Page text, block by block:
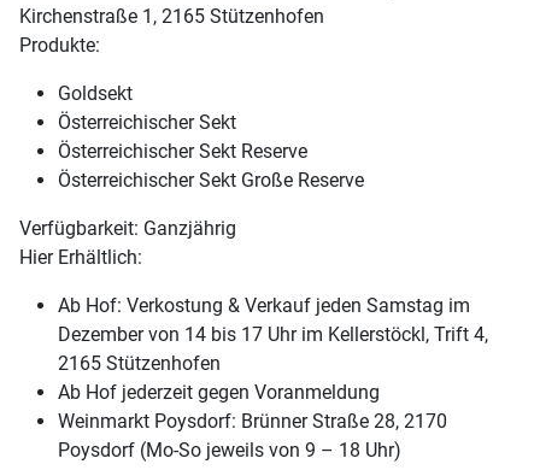
Kirchenstraße 1, 2165 Stützenhofen
Produkte:
Goldsekt
Österreichischer Sekt
Österreichischer Sekt Reserve
Österreichischer Sekt Große Reserve
Verfügbarkeit: Ganzjährig
Hier Erhältlich:
Ab Hof: Verkostung & Verkauf jeden Samstag im
Dezember von 14 bis 17 Uhr im Kellerstöckl, Trift 4,
2165 Stützenhofen
Ab Hof jederzeit gegen Voranmeldung
Weinmarkt Poysdorf: Brünner Straße 28, 2170
Poysdorf (Mo-So jeweils von 9 – 18 Uhr)